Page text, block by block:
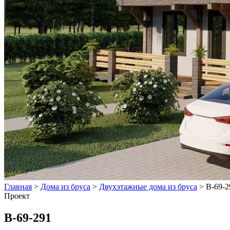
Главная > Дома из бруса > Двухэтажные дома из бруса > В-69-
Проект
В-69-291